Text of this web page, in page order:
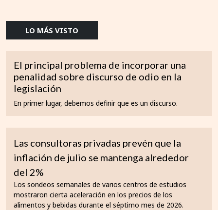
LO MÁS VISTO
El principal problema de incorporar una
penalidad sobre discurso de odio en la
legislación
En primer lugar, debemos definir que es un discurso.
Las consultoras privadas prevén que la
inflación de julio se mantenga alrededor
del 2%
Los sondeos semanales de varios centros de estudios
mostraron cierta aceleración en los precios de los
alimentos y bebidas durante el séptimo mes de 2026.